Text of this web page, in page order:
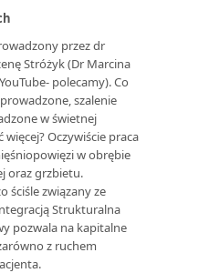
przez dr
Stróżyk (Dr Marcina
polecamy). Co
szalenie
w świetnej
Oczywiście praca
w obrębie
oraz grzbietu.
ściśle związany ze
Strukturalna
pozwala na kapitalne
z ruchem